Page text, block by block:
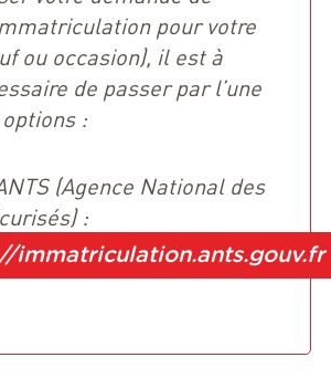
pour votre
ou occasion), il est à
de passer par l’une
:
(Agence National des
:
immatriculation.ants.gouv.fr